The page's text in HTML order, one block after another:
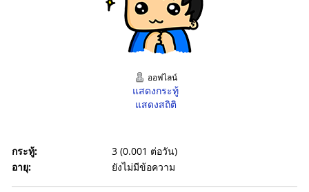
ออฟไลน์
แสดงกระทู้
แสดงสถิติ
กระทู้:
3 (0.001 ต่อวัน)
อายุ:
ยังไม่มีข้อความ